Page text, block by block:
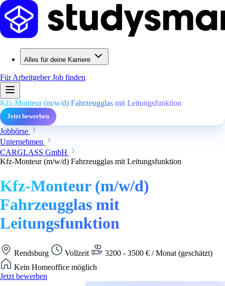
Alles für deine Karriere
Für ArbeitgeberJob finden
Kfz-Monteur (m/w/d) Fahrzeugglas mit Leitungsfunktion
Jetzt bewerben
Jobbörse
Unternehmen
CARGLASS GmbH
Kfz-Monteur (m/w/d) Fahrzeugglas mit Leitungsfunktion
Kfz-Monteur (m/w/d)
Fahrzeugglas mit
Leitungsfunktion
Rendsburg Vollzeit
3200 - 3500 € / Monat (geschätzt)
Kein Homeoffice möglich
Jetzt bewerben